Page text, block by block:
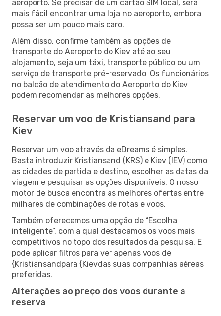
aeroporto. Se precisar de um cartão SIM local, será
mais fácil encontrar uma loja no aeroporto, embora
possa ser um pouco mais caro.
Além disso, confirme também as opções de
transporte do Aeroporto do Kiev até ao seu
alojamento, seja um táxi, transporte público ou um
serviço de transporte pré-reservado. Os funcionários
no balcão de atendimento do Aeroporto do Kiev
podem recomendar as melhores opções.
Reservar um voo de Kristiansand para
Kiev
Reservar um voo através da eDreams é simples.
Basta introduzir Kristiansand (KRS) e Kiev (IEV) como
as cidades de partida e destino, escolher as datas da
viagem e pesquisar as opções disponíveis. O nosso
motor de busca encontra as melhores ofertas entre
milhares de combinações de rotas e voos.
Também oferecemos uma opção de “Escolha
inteligente”, com a qual destacamos os voos mais
competitivos no topo dos resultados da pesquisa. E
pode aplicar filtros para ver apenas voos de
{Kristiansandpara {Kievdas suas companhias aéreas
preferidas.
Alterações ao preço dos voos durante a
reserva